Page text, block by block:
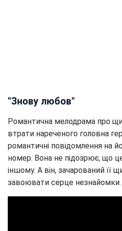
"Знову любов"
Романтична мелодрама про
втрати нареченого головна
романтичні повідомлення на
номер. Вона не підозрює, що
іншому. А він, зачарований її
завоювати серце незнайомки.